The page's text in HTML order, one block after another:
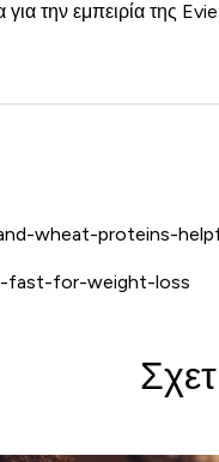
για την εμπειρία της Evie
wheat-proteins-
fast-for-weight-loss